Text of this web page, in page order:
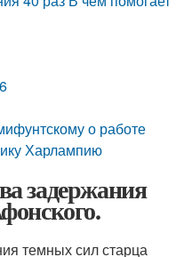
о работе
Харлампию
задержания
темных сил старца